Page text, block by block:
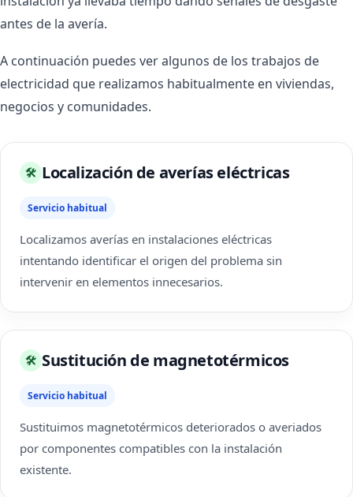
antes de la avería.
A continuación puedes ver algunos de los trabajos de
electricidad que realizamos habitualmente en viviendas,
negocios y comunidades.
🛠 Localización de averías eléctricas
Servicio habitual
Localizamos averías en instalaciones eléctricas
intentando identificar el origen del problema sin
intervenir en elementos innecesarios.
🛠 Sustitución de magnetotérmicos
Servicio habitual
Sustituimos magnetotérmicos deteriorados o averiados
por componentes compatibles con la instalación
existente.